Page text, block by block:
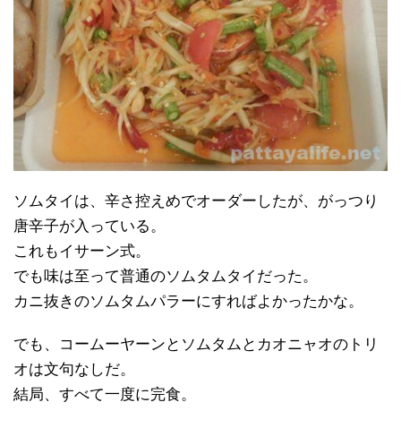
ソムタイは、辛さ控えめでオーダーしたが、がっつり
唐辛子が入っている。
これもイサーン式。
でも味は至って普通のソムタムタイだった。
カニ抜きのソムタムパラーにすればよかったかな。
でも、コームーヤーンとソムタムとカオニャオのトリ
オは文句なしだ。
結局、すべて一度に完食。